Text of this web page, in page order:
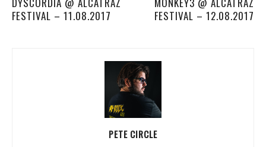
FESTIVAL – 11.08.2017
FESTIVAL – 12.08.2017
PETE CIRCLE